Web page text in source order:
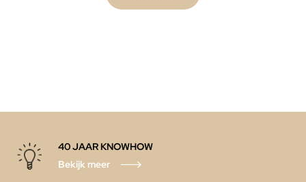
40 JAAR KNOWHOW
Bekijk meer